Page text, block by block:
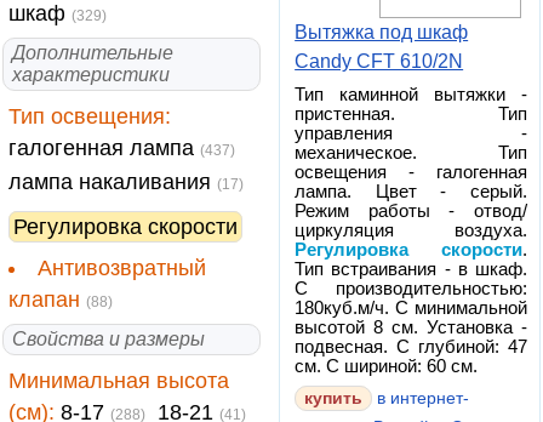
шкаф (329)
Дополнительные
характеристики
Тип освещения:
галогенная лампа (437)
лампа накаливания (17)
Регулировка скорости
Антивозвратный
клапан (88)
Свойства и размеры
Минимальная высота
(см): 8-17 (288) 18-21 (41)
Вытяжка под шкаф
Candy CFT 610/2N
Тип каминной вытяжки -
пристенная. Тип
управления -
механическое. Тип
освещения - галогенная
лампа. Цвет - серый.
Режим работы - отвод/
циркуляция воздуха.
Регулировка скорости.
Тип встраивания - в шкаф.
С производительностью:
180куб.м/ч. С минимальной
высотой 8 см. Установка -
подвесная. С глубиной: 47
см. С шириной: 60 см.
в интернет-